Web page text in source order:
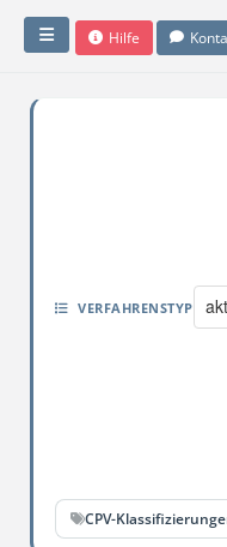
Hilfe
VERFAHRENSTYP
CPV-